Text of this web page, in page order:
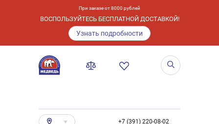
При заказе от 8000 рублей
ВОСПОЛЬЗУЙТЕСЬ БЕСПЛАТНОЙ ДОСТАВКОЙ!
Узнать подробности
+7 (391) 220-08-02